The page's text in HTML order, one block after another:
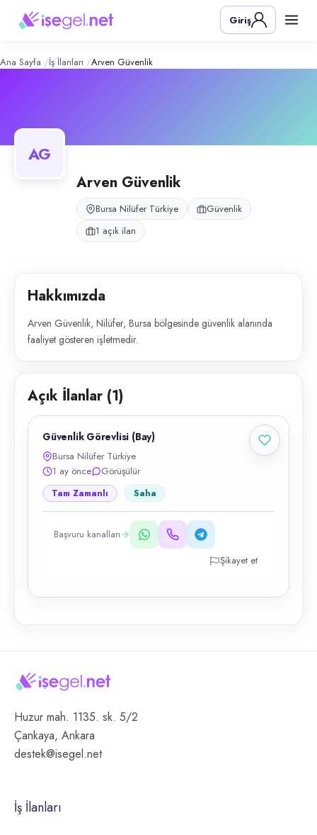
Güvenlik – Şirket Profili
Konum:
Arven Güvenlik, Nilüfer, Bursa bölgesinde güvenlik alanında faaliyet
Giriş
Ana Sayfa İş İlanları Arven Güvenlik
AG
Arven Güvenlik
Bursa Nilüfer Türkiye
Güvenlik
1 açık ilan
Hakkımızda
Arven Güvenlik, Nilüfer, Bursa bölgesinde güvenlik alanında
faaliyet gösteren işletmedir.
Açık İlanlar (1)
Güvenlik Görevlisi (Bay)
Bursa Nilüfer Türkiye
1 ay önce
Görüşülür
Tam Zamanlı Saha
Başvuru kanalları
Şikayet et
Huzur mah. 1135. sk. 5/2
Çankaya, Ankara
destek@isegel.net
İş İlanları